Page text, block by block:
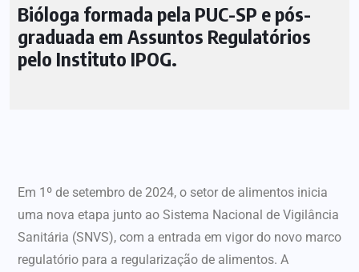
Bióloga formada pela PUC-SP e pós-
graduada em Assuntos Regulatórios
pelo Instituto IPOG.
Em 1º de setembro de 2024, o setor de alimentos inicia
uma nova etapa junto ao Sistema Nacional de Vigilância
Sanitária (SNVS), com a entrada em vigor do novo marco
regulatório para a regularização de alimentos. A